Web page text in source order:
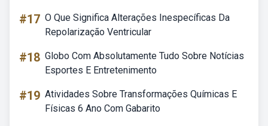
#17 O Que Significa Alterações Inespecíficas Da
Repolarização Ventricular
#18 Globo Com Absolutamente Tudo Sobre Notícias
Esportes E Entretenimento
#19 Atividades Sobre Transformações Químicas E
Físicas 6 Ano Com Gabarito